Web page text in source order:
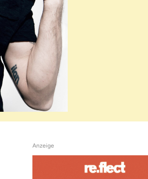
Anzeige